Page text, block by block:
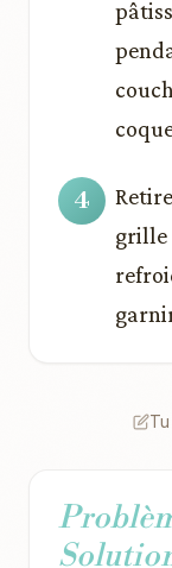
grille